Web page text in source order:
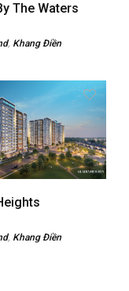
The Waters
, Khang Điền
, Khang Điền